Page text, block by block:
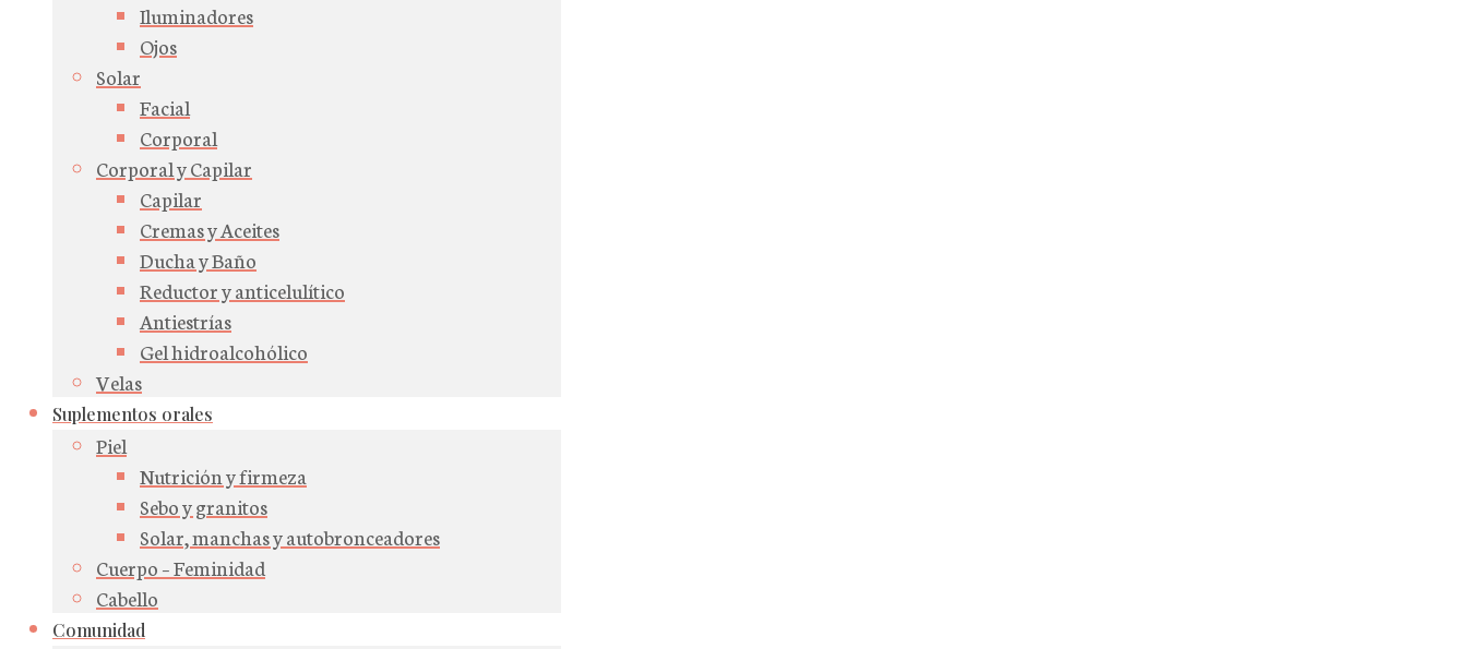
Iluminadores
Ojos
Solar
Facial
Corporal
Corporal y Capilar
Capilar
Cremas y Aceites
Ducha y Baño
Reductor y anticelulítico
Antiestrías
Gel hidroalcohólico
Velas
Suplementos orales
Piel
Nutrición y firmeza
Sebo y granitos
Solar, manchas y autobronceadores
Cuerpo – Feminidad
Cabello
Comunidad